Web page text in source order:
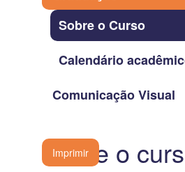
Sobre o Curso
Calendário
Comunicação Visual
Imprimir
Sobre o